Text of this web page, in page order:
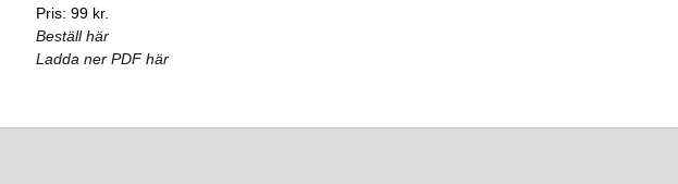
Pris: 99 kr.
Beställ här
Ladda ner PDF här